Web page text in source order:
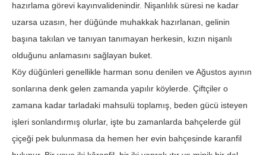
hazırlama görevi kayınvalidenindir. Nişanlılık süresi ne kadar
uzarsa uzasın, her düğünde muhakkak hazırlanan, gelinin
başına takılan ve tanıyan tanımayan herkesin, kızın nişanlı
olduğunu anlamasını sağlayan buket.
Köy düğünleri genellikle harman sonu denilen ve Ağustos ayının
sonlarına denk gelen zamanda yapılır köylerde. Çiftçiler o
zamana kadar tarladaki mahsulü toplamış, beden gücü isteyen
işleri sonlandırmış olurlar, işte bu zamanlarda bahçelerde gül
çiçeği pek bulunmasa da hemen her evin bahçesinde karanfil